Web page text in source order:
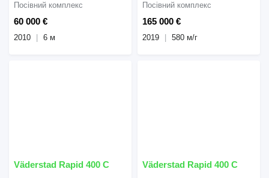
60 000 €
Посівний комплекс
2010 6 м
165 000 €
Посівний комплекс
2019 580 м/г
Väderstad Rapid 400 C Väderstad Rapid 400 C